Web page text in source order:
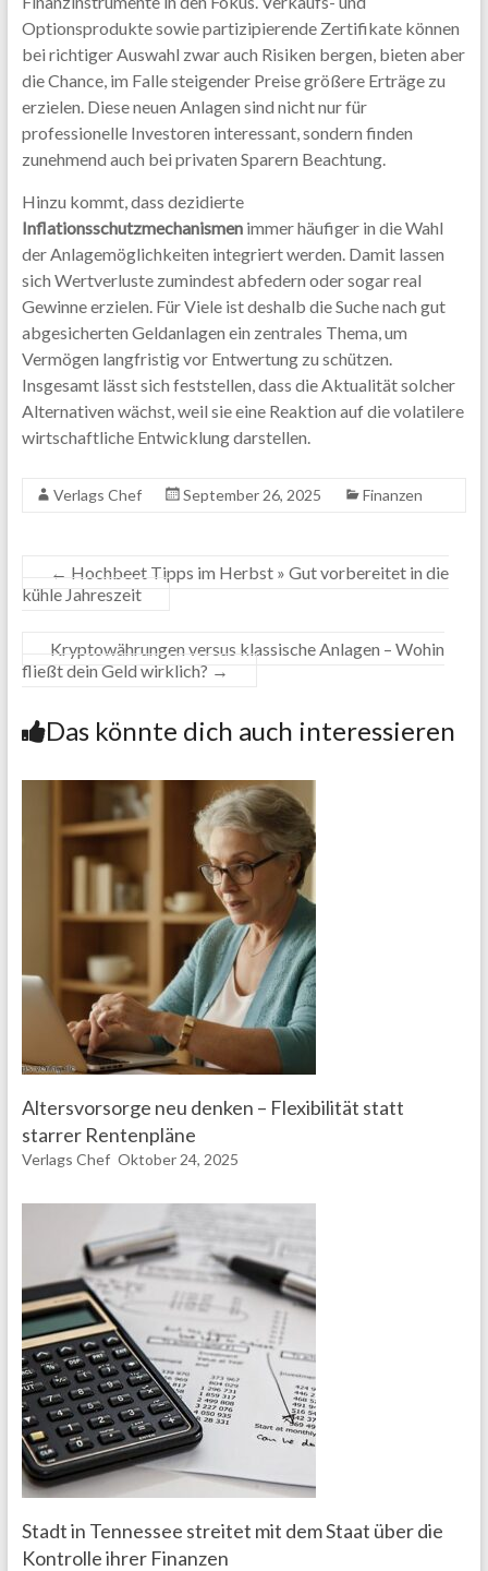
Optionsprodukte sowie partizipierende Zertifikate können
bei richtiger Auswahl zwar auch Risiken bergen, bieten aber
die Chance, im Falle steigender Preise größere Erträge zu
erzielen. Diese neuen Anlagen sind nicht nur für
professionelle Investoren interessant, sondern finden
zunehmend auch bei privaten Sparern Beachtung.
Hinzu kommt, dass dezidierte
Inflationsschutzmechanismenimmer häufiger in die Wahl
der Anlagemöglichkeiten integriert werden. Damit lassen
sich Wertverluste zumindest abfedern oder sogar real
Gewinne erzielen. Für Viele ist deshalb die Suche nach gut
abgesicherten Geldanlagen ein zentrales Thema, um
Vermögen langfristig vor Entwertung zu schützen.
Insgesamt lässt sich feststellen, dass die Aktualität solcher
Alternativen wächst, weil sie eine Reaktion auf die volatilere
wirtschaftliche Entwicklung darstellen.
Verlags Chef September 26, 2025 Finanzen
← Hochbeet Tipps im Herbst » Gut vorbereitet in die
kühle Jahreszeit
Kryptowährungen versus klassische Anlagen – Wohin
fließt dein Geld wirklich? →
Das könnte dich auch interessieren
Altersvorsorge neu denken – Flexibilität statt
starrer Rentenpläne
Verlags Chef Oktober 24, 2025
Stadt in Tennessee streitet mit dem Staat über die
Kontrolle ihrer Finanzen